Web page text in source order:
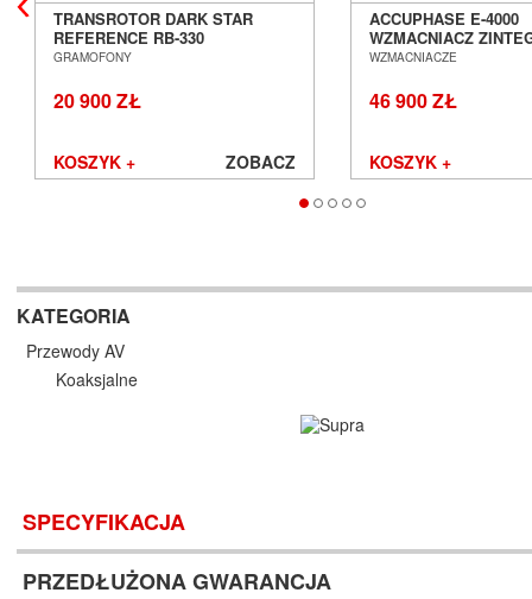
TRANSROTOR DARK STAR
REFERENCE RB-330
GRAMOFON ANALOGOWY
GRAMOFONY
20 900 ZŁ
KOSZYK + ZOBACZ
ACCUPHASE E-4000
WZMACNIACZ
SALON POZNAŃ
WZMACNIACZE
46 900 ZŁ
KOSZYK +
KATEGORIA
Przewody AV
Koaksjalne
SPECYFIKACJA
PRZEDŁUŻONA GWARANCJA